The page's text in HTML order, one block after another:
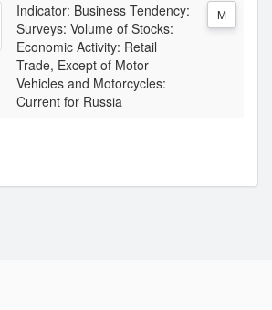
Indicator: Business Tendency:
Surveys: Volume of Stocks:
Economic Activity: Retail
Trade, Except of Motor
Vehicles and Motorcycles:
Current for Russia
M